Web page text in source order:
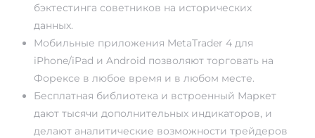
бэктестинга советников на исторических
данных.
Мобильные приложения MetaTrader 4 для
iPhone/iPad и Android позволяют торговать на
Форексе в любое время и в любом месте.
Бесплатная библиотека и встроенный Маркет
дают тысячи дополнительных индикаторов, и
делают аналитические возможности трейдеров